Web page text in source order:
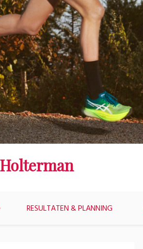
RESULTATEN & PLANNING